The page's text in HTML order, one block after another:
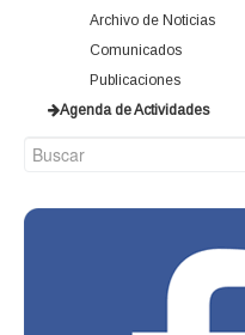
Archivo de Noticias
Comunicados
Publicaciones
Agenda de Actividades